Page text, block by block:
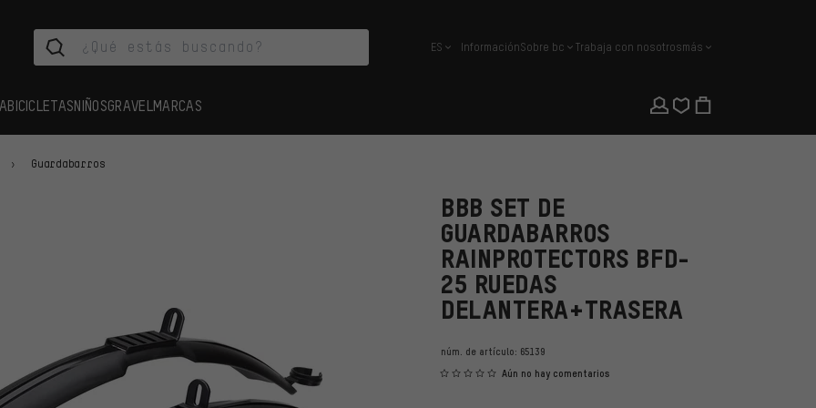
español
ES InformaciónSobre bc Trabaja con nosotrosmás
BICICLETASNIÑOSGRAVEL MARCAS
Guardabarros
BBB SET DE
GUARDABARROS
RAINPROTECTORS BFD-
25 RUEDAS
DELANTERA+TRASERA
núm. de artículo: 65139
Aún no hay comentarios